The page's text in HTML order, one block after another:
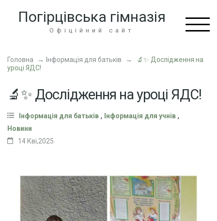
Enter)
Погірцівська гімназія
Офіційний сайт
Головна → Інформація для батьків →
🔬✨ Дослідження на
уроці ЯДС!
🔬✨ Дослідження на уроці ЯДС!
Інформація для батьків , Інформація для учнів ,
Новини
14 Кві,2025